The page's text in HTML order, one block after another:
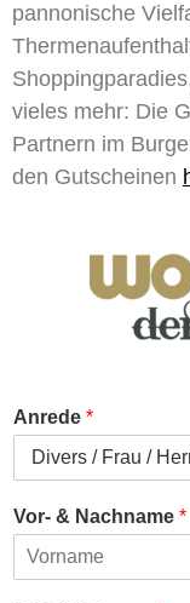
pannonische
vieles mehr: Die
Partnern im
den Gutscheinen
Anrede *
Vor- & Nachname *